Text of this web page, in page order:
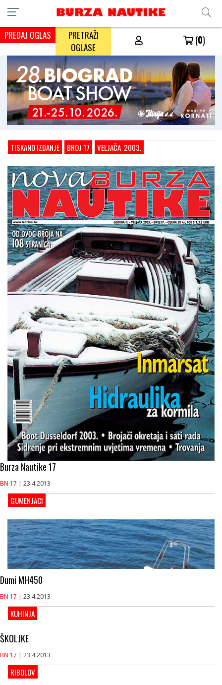
PREDAJ OGLAS
PRETRAŽI
OGLASE
(0)
TISKANO IZDANJE BROJ 17 VELJAČA 2003.
Burza Nautike 17
BN 17 | 23.4.2013
GUMENJACI
Dumi MH450
BN 17 | 23.4.2013
KUHINJA
ŠKOLJKE
BN 17 | 23.4.2013
RIBOLOV